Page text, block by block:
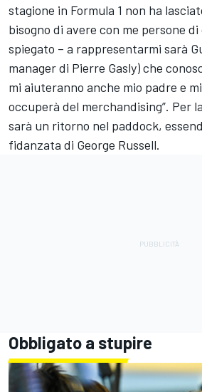
stagione in Formula 1 non ha
bisogno di avere con me persone
spiegato – a rappresentarmi sarà
manager di Pierre Gasly) che
mi aiuteranno anche mio padre e
occuperà del merchandising”. Per
sarà un ritorno nel paddock,
fidanzata di George Russell.
Obbligato a stupire